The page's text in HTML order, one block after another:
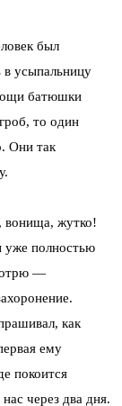
был
в усыпальницу
батюшки
то один
Они так
вонища, жутко!
уже полностью
—
как
ему
покоится
через два дня.